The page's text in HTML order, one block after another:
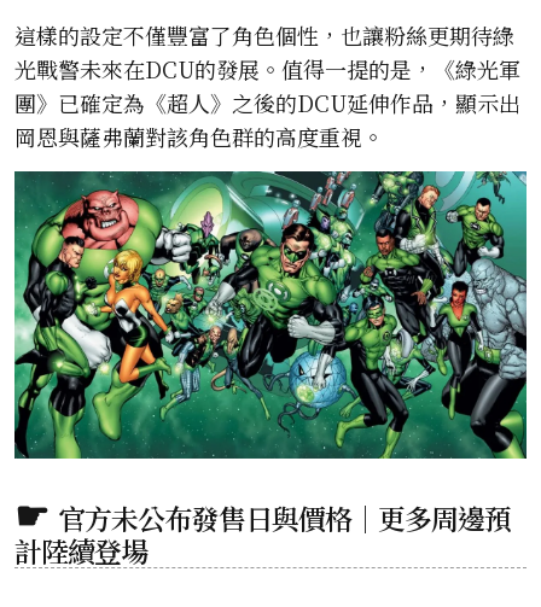
這樣的設定不僅豐富了角色個性，也讓粉絲更期待綠
光戰警未來在DCU的發展。值得一提的是，《綠光軍
團》已確定為《超人》之後的DCU延伸作品，顯示出
岡恩與薩弗蘭對該角色群的高度重視。
官方未公布發售日與價格｜更多周邊預
計陸續登場